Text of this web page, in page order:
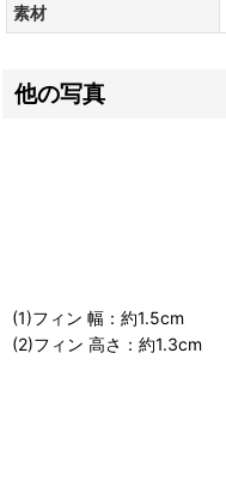
素材
他の写真
(1)フィン 幅：約1.5cm
(2)フィン 高さ：約1.3cm